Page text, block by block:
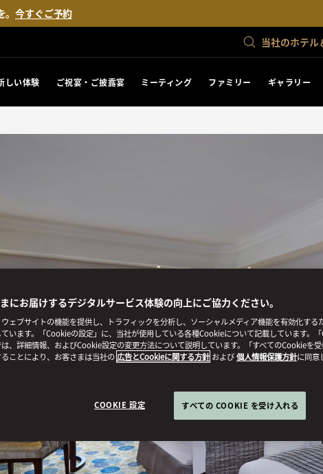
。今すぐご予約
当社のホテル
しい体験 ご祝宴・ご披露宴 ミーティング ファミリー ギャラリー
にお届けするデジタルサービス体験の向上にご協力ください。
ェブサイトの機能を提供し、トラフィックを分析し、ソーシャルメディア機能を有効化する
います。「Cookieの設定」に、当社が使用している各種Cookieについて記載しています。
、詳細情報、およびCookie設定の変更方法について説明しています。「すべてのCookieを
ることにより、お客さまは当社の 広告とCookieに関する方針 および個人情報保護方針に同意
COOKIE 設定 すべての COOKIE を受け入れる